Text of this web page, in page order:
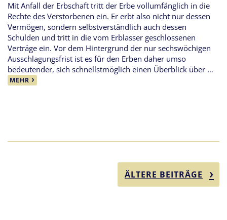
Mit Anfall der Erbschaft tritt der Erbe vollumfänglich in die
Rechte des Verstorbenen ein. Er erbt also nicht nur dessen
Vermögen, sondern selbstverständlich auch dessen
Schulden und tritt in die vom Erblasser geschlossenen
Verträge ein. Vor dem Hintergrund der nur sechswöchigen
Ausschlagungsfrist ist es für den Erben daher umso
bedeutender, sich schnellstmöglich einen Überblick über …
MEHR
ÄLTERE BEITRÄGE